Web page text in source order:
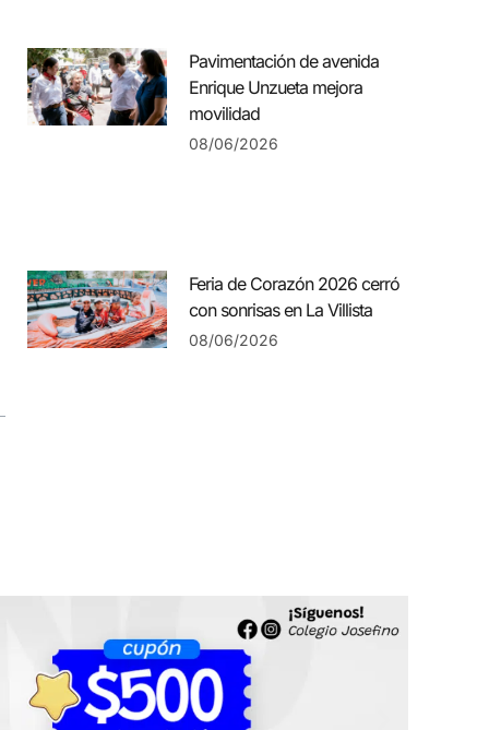
Pavimentación de avenida
Enrique Unzueta mejora
movilidad
08/06/2026
Feria de Corazón 2026 cerró
con sonrisas en La Villista
08/06/2026